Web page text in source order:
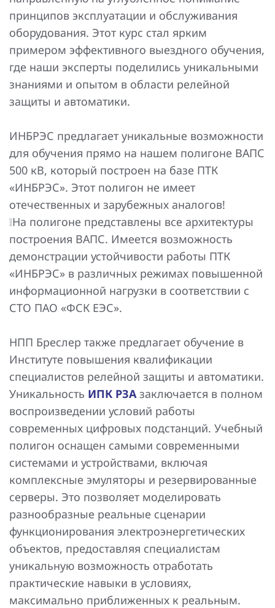
Повышение надежности электроснабжения
Шкафы РЗА 110-220 кВ
Устройства релейной защиты и автоматики
присоединений 6-35кВ
Сбор и анализ информации об аварийных событиях
Оборудование компенсации емкостных токов
Определение поврежденного фидера
БАВР
Промышленная автоматизация
принципов эксплуатации и обслуживания
оборудования. Этот курс стал ярким
примером эффективного выездного обучения,
где наши эксперты поделились уникальными
знаниями и опытом в области релейной
защиты и автоматики.
ИНБРЭС предлагает уникальные возможности
для обучения прямо на нашем полигоне ВАПС
500 кВ, который построен на базе ПТК
«ИНБРЭС». Этот полигон не имеет
отечественных и зарубежных аналогов!
❕На полигоне представлены все архитектуры
построения ВАПС. Имеется возможность
демонстрации устойчивости работы ПТК
«ИНБРЭС» в различных режимах повышенной
информационной нагрузки в соответствии с
СТО ПАО «ФСК ЕЭС».
НПП Бреслер также предлагает обучение в
Институте повышения квалификации
специалистов релейной защиты и автоматики.
Уникальность ИПК РЗАзаключается в полном
воспроизведении условий работы
современных цифровых подстанций. Учебный
полигон оснащен самыми современными
системами и устройствами, включая
комплексные эмуляторы и резервированные
серверы. Это позволяет моделировать
разнообразные реальные сценарии
функционирования электроэнергетических
объектов, предоставляя специалистам
уникальную возможность отработать
практические навыки в условиях,
максимально приближенных к реальным.